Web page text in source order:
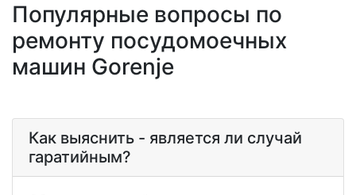
Популярные вопросы по
ремонту посудомоечных
машин Gorenje
Как выяснить - является ли случай
гаратийным?